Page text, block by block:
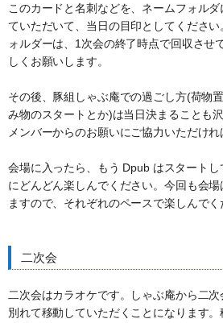
このカードと名刺などを、ネームフォル
ていただいて、当日の目印としてくださ
ォルダーは、1次会の終了時点で回収させ
しくお願いします。
その後、豚組しゃぶ庵での過ごし方(荷物
み物のスタートとか)は当日決まることも
メンバーからのお願いにご協力いただけれ
会場に入ったら、もう Dpub はスタート
にどんどん楽しんでください。今回も会
ますので、それぞれのペースで楽しんでく
二次会
二次会はカラオケです。しゃぶ庵から二
別れて移動していただくことになります